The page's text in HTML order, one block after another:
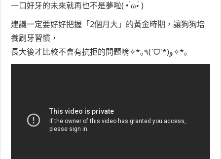
一口好牙的未來就再也不是夢啦( • ̀ω•́ )
建議一定要好好把握「2個月大」的黃金時期，讓狗狗培
養刷牙習慣，
長大後才比較不會有抗拒的問題唷✧*｡٩(ˊᗜˋ*)و✧*｡